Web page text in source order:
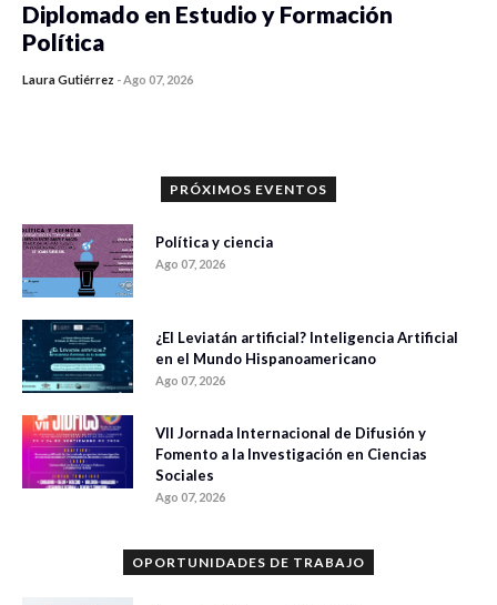
Diplomado en Estudio y Formación
Política
Laura Gutiérrez -Ago 07, 2026
PRÓXIMOS EVENTOS
Política y ciencia
Ago 07, 2026
¿El Leviatán artificial? Inteligencia Artificial
en el Mundo Hispanoamericano
Ago 07, 2026
VII Jornada Internacional de Difusión y
Fomento a la Investigación en Ciencias
Sociales
Ago 07, 2026
OPORTUNIDADES DE TRABAJO